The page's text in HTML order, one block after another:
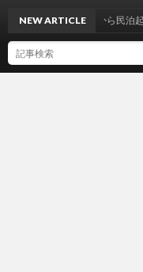
NEW ARTICLE
今から民泊起業!?沖